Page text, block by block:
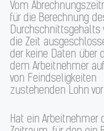
Vom
für die Berechnung
Durchschnittsgehalts
die Zeit
der keine Daten über
dem Arbeitnehmer
von Feindseligkeiten
zustehenden Lohn
Hat ein Arbeitnehmer